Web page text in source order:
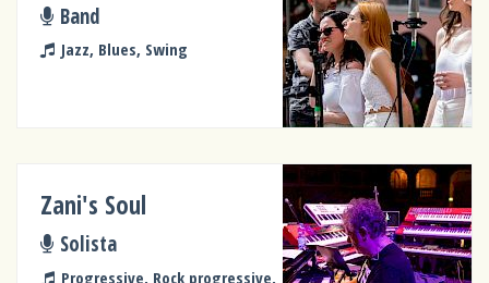
Band
Jazz, Blues, Swing
Zani's Soul
Solista
Progressive, Rock progressive,